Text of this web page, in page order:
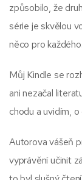
způsobilo, že
série je skvělou
něco pro každého.
Můj Kindle se
ani nezačal
chodu a uvidím, o
Autorova vášeň
vyprávění učinit